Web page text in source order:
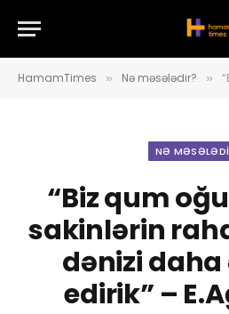
HamamTimes » Nə məsələdir? »
NƏ
“Biz qum
sakinlərin
dənizi
edirik” –